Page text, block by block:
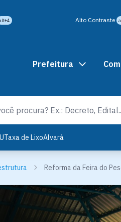
Alto Contraste
Prefeitura
Taxa de LixoAlvará
Reforma da Feira do